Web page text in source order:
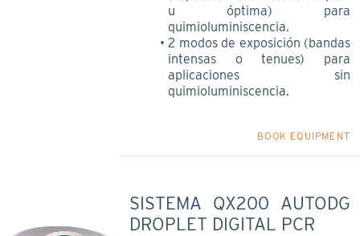
u óptima) para
quimioluminiscencia.
2 modos de exposición (bandas
intensas o tenues) para
aplicaciones sin
quimioluminiscencia.
BOOK EQUIPMENT
SISTEMA QX200 AUTODG
DROPLET DIGITAL PCR